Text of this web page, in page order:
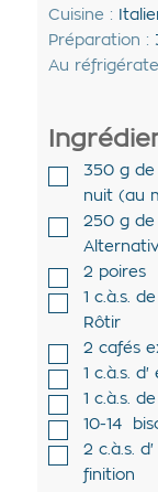
Cuisine :
Préparation :
Au
350 g de
nuit (au
250 g de
2 poires
1 c.à.s. de
Rôtir
2 cafés
1 c.à.s. d'
1 c.à.s. de
10-14
2 c.à.s. d'
finition